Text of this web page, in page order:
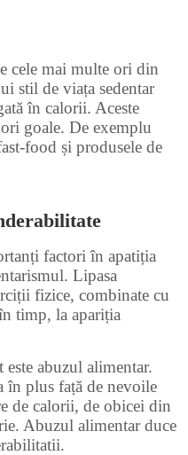
cele mai multe ori din
stil de viața sedentar
în calorii. Aceste
goale. De exemplu
food și produsele de
factori în apatiția
Lipasa
fizice, combinate cu
timp, la apariția
abuzul alimentar.
în plus față de nevoile
de calorii, de obicei din
Abuzul alimentar duce